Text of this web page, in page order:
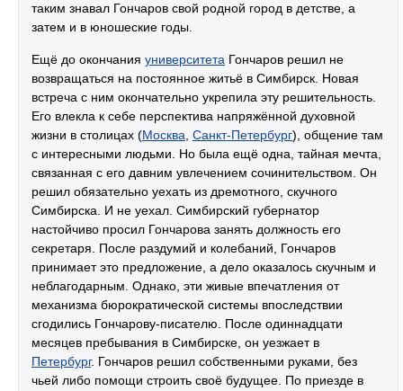
таким знавал Гончаров свой родной город в детстве, а
затем и в юношеские годы.
Ещё до окончания университета Гончаров решил не
возвращаться на постоянное житьё в Симбирск. Новая
встреча с ним окончательно укрепила эту решительность.
Его влекла к себе перспектива напряжённой духовной
жизни в столицах (Москва Санкт-Петербург), общение там
с интересными людьми. Но была ещё одна, тайная мечта,
связанная с его давним увлечением сочинительством. Он
решил обязательно уехать из дремотного, скучного
Симбирска. И не уехал. Симбирский губернатор
настойчиво просил Гончарова занять должность его
секретаря. После раздумий и колебаний, Гончаров
принимает это предложение, а дело оказалось скучным и
неблагодарным. Однако, эти живые впечатления от
механизма бюрократической системы впоследствии
сгодились Гончарову-писателю. После одиннадцати
месяцев пребывания в Симбирске, он уезжает в
Петербург. Гончаров решил собственными руками, без
чьей либо помощи строить своё будущее. По приезде в